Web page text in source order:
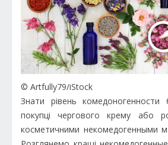
© Artfully79/iStock
Знати рівень
покупці чергового крему або
косметичними некомедогенными